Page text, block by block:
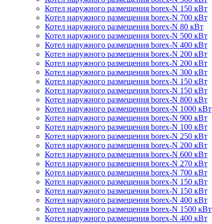
Котел наружного размещения borex-N 150 кВт
Котел наружного размещения borex-N 700 кВт
Котел наружного размещения borex-N 80 кВт
Котел наружного размещения borex-N 500 кВт
Котел наружного размещения borex-N 400 кВт
Котел наружного размещения borex-N 200 кВт
Котел наружного размещения borex-N 200 кВт
Котел наружного размещения borex-N 300 кВт
Котел наружного размещения borex-N 150 кВт
Котел наружного размещения borex-N 150 кВт
Котел наружного размещения borex-N 800 кВт
Котел наружного размещения borex-N 1000 кВт
Котел наружного размещения borex-N 900 кВт
Котел наружного размещения borex-N 100 кВт
Котел наружного размещения borex-N 250 кВт
Котел наружного размещения borex-N 200 кВт
Котел наружного размещения borex-N 600 кВт
Котел наружного размещения borex-N 270 кВт
Котел наружного размещения borex-N 700 кВт
Котел наружного размещения borex-N 150 кВт
Котел наружного размещения borex-N 150 кВт
Котел наружного размещения borex-N 400 кВт
Котел наружного размещения borex-N 1500 кВт
Котел наружного размещения borex-N 400 кВт